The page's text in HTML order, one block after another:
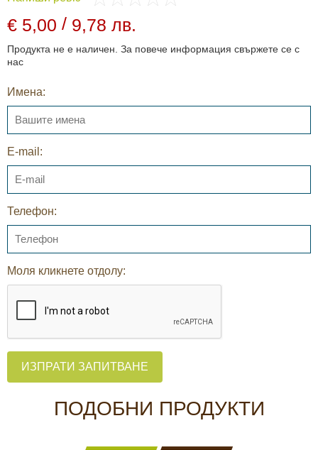
€ 5,00 / 9,78 лв.
Продукта не е наличен. За повече информация свържете се с
нас
Имена:
E-mail:
Телефон:
Моля кликнете отдолу:
ИЗПРАТИ ЗАПИТВАНЕ
ПОДОБНИ ПРОДУКТИ